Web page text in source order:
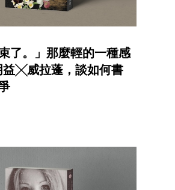
了。」那麼輕的一種感
╳威拉蓬，談如何書